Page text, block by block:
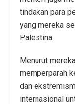
tindakan para
yang mereka
Palestina.
Menurut
memperparah
dan
internasional